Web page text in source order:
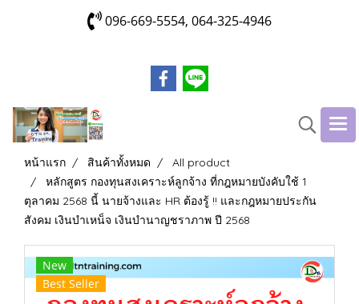
096-669-5554, 064-325-4946
หน้าแรก สินค้าทั้งหมด
All product
หลักสูตร กองทุนสงเคราะห์ลูกจ้าง ที่กฎหมายบังคับใช้ 1
ตุลาคม 2568 นี้ นายจ้างและ HR ต้องรู้ !! และกฎหมายประกัน
สังคม เงินบำเหน็จ เงินบำนาญชราภาพ ปี 2568
New
Best Seller